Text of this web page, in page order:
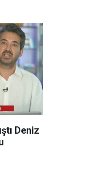
Deniz